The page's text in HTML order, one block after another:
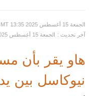
GMT الجمعة 15 أغسطس 2025 13:35
GMT الجمعة 15 أغسطس 2025 13:35
: آخر تحديث
هاو يقر بأن
نيوكاسل بين